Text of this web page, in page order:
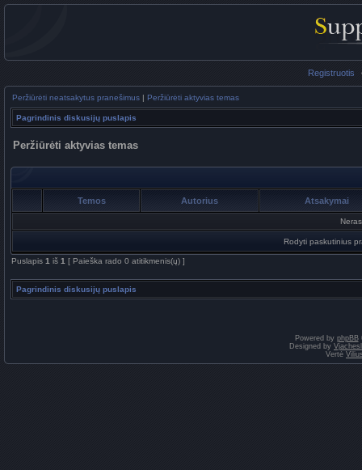
Registruotis
Peržiūrėti neatsakytus pranešimus | Peržiūrėti aktyvias temas
Pagrindinis diskusijų puslapis
Peržiūrėti aktyvias temas
Temos Autorius Atsakymai
Rodyti paskutinius
Puslapis 1 iš 1 [ Paieška rado 0 atitikmenis(ų) ]
Pagrindinis diskusijų puslapis
Powered by phpBB
Designed by
Vertė